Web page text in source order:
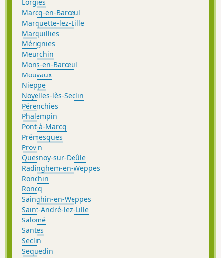
Lorgies
Marcq-en-Barœul
Marquette-lez-Lille
Marquillies
Mérignies
Meurchin
Mons-en-Barœul
Mouvaux
Nieppe
Noyelles-lès-Seclin
Pérenchies
Phalempin
Pont-à-Marcq
Prémesques
Provin
Quesnoy-sur-Deûle
Radinghem-en-Weppes
Ronchin
Roncq
Sainghin-en-Weppes
Saint-André-lez-Lille
Salomé
Santes
Seclin
Sequedin